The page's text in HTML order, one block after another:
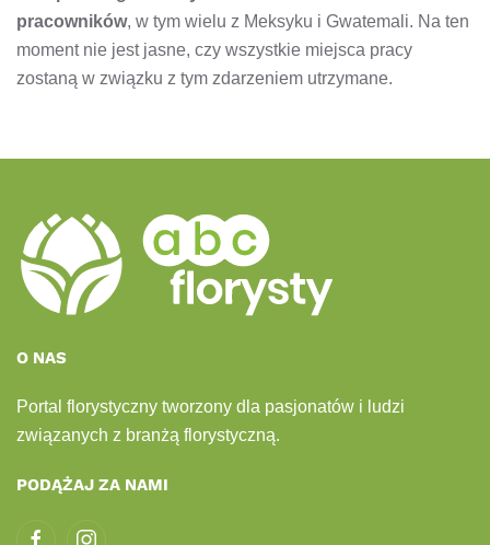
pracowników, w tym wielu z Meksyku i Gwatemali. Na ten
moment nie jest jasne, czy wszystkie miejsca pracy
zostaną w związku z tym zdarzeniem utrzymane.
O NAS
Portal florystyczny tworzony dla pasjonatów i ludzi
związanych z branżą florystyczną.
PODĄŻAJ ZA NAMI